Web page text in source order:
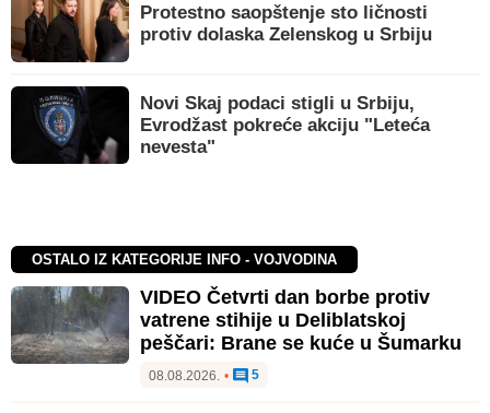
Protestno saopštenje sto ličnosti
protiv dolaska Zelenskog u Srbiju
Novi Skaj podaci stigli u Srbiju,
Evrodžast pokreće akciju "Leteća
nevesta"
OSTALO IZ KATEGORIJE INFO - VOJVODINA
VIDEO Četvrti dan borbe protiv
vatrene stihije u Deliblatskoj
peščari: Brane se kuće u Šumarku
08.08.2026. • 5